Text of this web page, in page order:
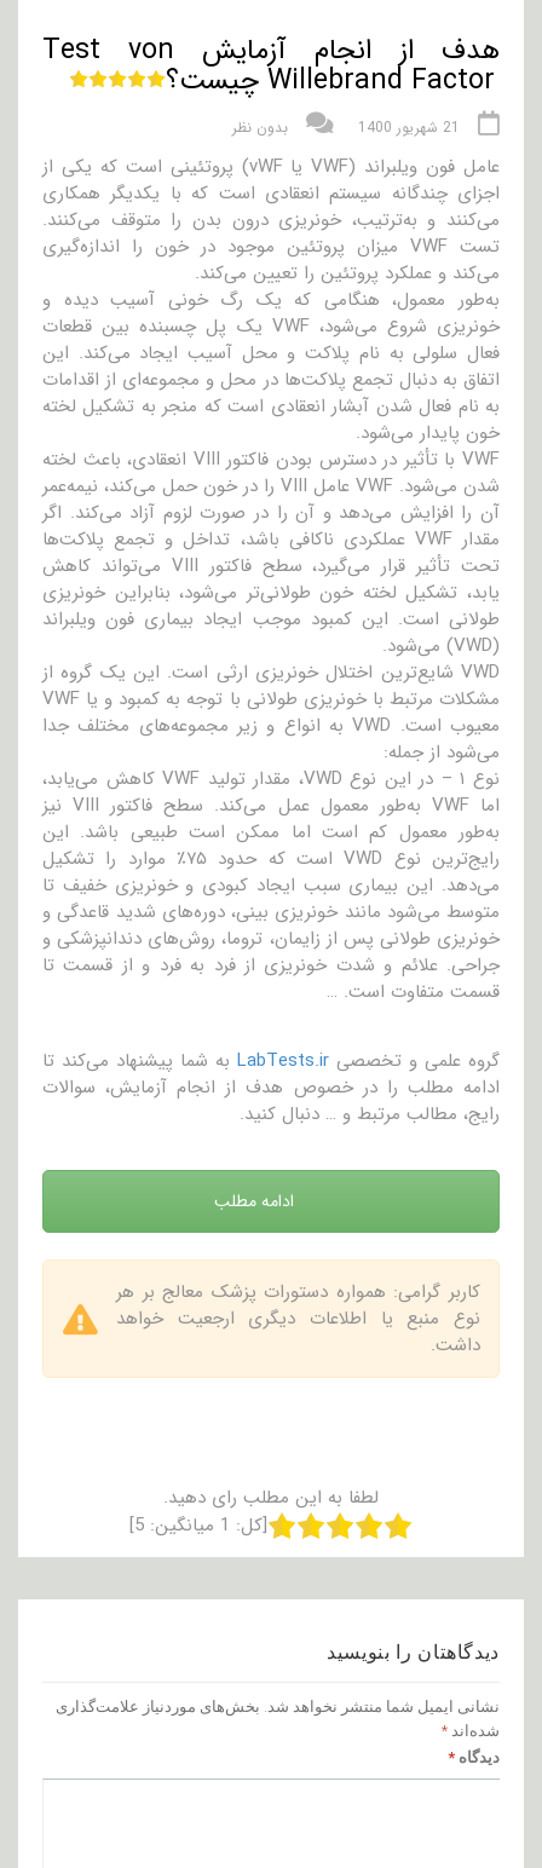
هدف از انجام آزمایش Test von
Willebrand Factor چیست؟
21 شهریور 1400 بدون نظر
عامل فون ویلبراند (VWF یا vWF) پروتئینی است که یکی از
اجزای چندگانه سیستم انعقادی است که با یکدیگر همکاری
می‌کنند و به‌ترتیب، خونریزی درون بدن را متوقف می‌کنند.
تست VWF میزان پروتئین موجود در خون را اندازه‌گیری
می‌کند و عملکرد پروتئین را تعیین می‌کند.
به‌طور معمول، هنگامی که یک رگ خونی آسیب دیده و
خونریزی شروع می‌شود، VWF یک پل چسبنده بین قطعات
فعال سلولی به نام پلاکت و محل آسیب ایجاد می‌کند. این
اتفاق به دنبال تجمع پلاکت‌ها در محل و مجموعه‌ای از اقدامات
به نام فعال شدن آبشار انعقادی است که منجر به تشکیل لخته
خون پایدار می‌شود.
VWF با تأثیر در دسترس بودن فاکتور VIII انعقادی، باعث لخته
شدن می‌شود. VWF عامل VIII را در خون حمل می‌کند، نیمه‌عمر
آن را افزایش می‌دهد و آن را در صورت لزوم آزاد می‌کند. اگر
مقدار VWF عملکردی ناکافی باشد، تداخل و تجمع پلاکت‌ها
تحت تأثیر قرار می‌گیرد، سطح فاکتور VIII می‌تواند کاهش
یابد، تشکیل لخته خون طولانی‌تر می‌شود، بنابراین خونریزی
طولانی است. این کمبود موجب ایجاد بیماری فون ویلبراند
(VWD) می‌شود.
VWD شایع‌ترین اختلال خونریزی ارثی است. این یک گروه از
مشکلات مرتبط با خونریزی طولانی با توجه به کمبود و یا VWF
معیوب است. VWD به انواع و زیر مجموعه‌های مختلف جدا
می‌شود از جمله:
نوع ۱ – در این نوع VWD، مقدار تولید VWF کاهش می‌یابد،
اما VWF به‌طور معمول عمل می‌کند. سطح فاکتور VIII نیز
به‌طور معمول کم است اما ممکن است طبیعی باشد. این
رایج‌ترین نوع VWD است که حدود ۷۵٪ موارد را تشکیل
می‌دهد. این بیماری سبب ایجاد کبودی و خونریزی خفیف تا
متوسط می‌شود مانند خونریزی بینی، دوره‌های شدید قاعدگی و
خونریزی طولانی پس از زایمان، تروما، روش‌های دندانپزشکی و
جراحی. علائم و شدت خونریزی از فرد به فرد و از قسمت تا
قسمت متفاوت است. …
گروه علمی و تخصصی LabTests.ir به شما پیشنهاد می‌کند تا
ادامه مطلب را در خصوص هدف از انجام آزمایش، سوالات
رایج، مطالب مرتبط و … دنبال کنید.
ادامه مطلب
کاربر گرامی: همواره دستورات پزشک معالج بر هر
نوع منبع یا اطلاعات دیگری ارجعیت خواهد
داشت.
لطفا به این مطلب رای دهید.
[کل: 1 میانگین: 5
]
دیدگاهتان را بنویسید
نشانی ایمیل شما منتشر نخواهد شد. بخش‌های موردنیاز علامت‌گذاری
شده‌اند *
دیدگاه *